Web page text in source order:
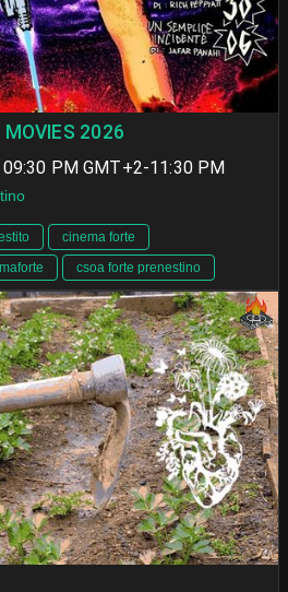
2026
09:30 PM GMT+2-11:30 PM
cinema forte
csoa forte prenestino